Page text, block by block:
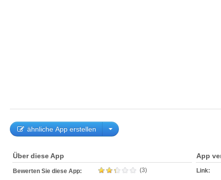
ähnliche App erstellen
Über diese App
Bewerten Sie diese App: (3)
App
Link: